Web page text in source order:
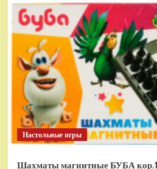
(HN1586)
На
Р/У танк
(для ИК
TG3848-
1
На
Sturmtiger
Настольные игры
Шахматы магнитные БУБА